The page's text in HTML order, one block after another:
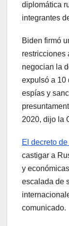
diplomática
integrantes
Biden firmó
restricciones
negocian la
expulsó a 10
espías y
2020, dijo la
El decreto
castigar a
y
escalada de
comunicado.